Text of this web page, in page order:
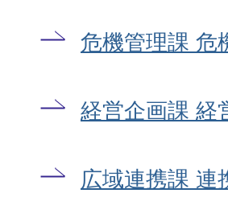
危機管理課 危
経営企画課 経
広域連携課 連